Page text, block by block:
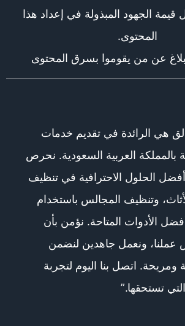
قيمة الجهود المبذولة في إعداد هذا
المحتوى.
عن من يقوموا بسرق المحتوى
هي الرائدة في تقديم خدمات
بالمملكة العربية السعودية. نحرص
الحلول الاحترافية في تنظيف
وتنظيف المجالس باستخدام
الأدوات المتاحة. نؤمن بأن
ونعمل جاهدين لنضمن
ومريحة. اتصل بنا اليوم لتجربة
تستحقها.”